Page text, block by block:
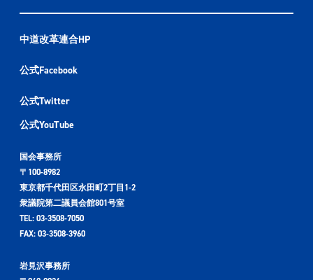
中道改革連合HP
公式Facebook
公式Twitter
公式YouTube
国会事務所
〒100-8982
東京都千代田区永田町2丁目1-2
衆議院第二議員会館801号室
TEL: 03-3508-7050
FAX: 03-3508-3960
岩見沢事務所